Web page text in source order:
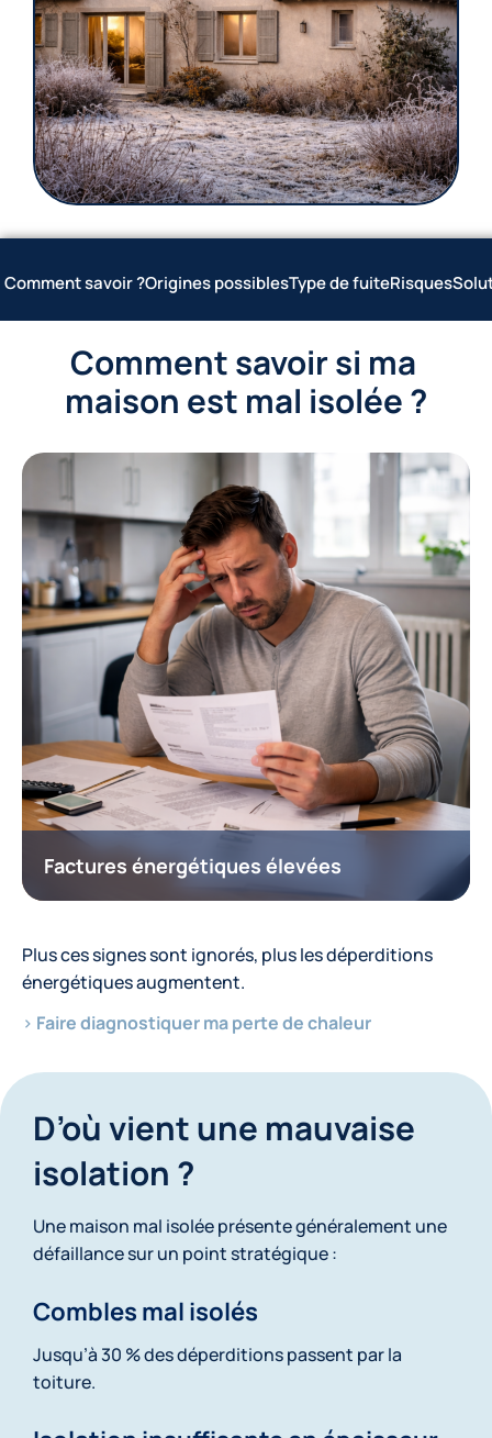
Comment savoir ?Origines possiblesType de fuiteRisques
Comment savoir si ma
maison est mal isolée ?
Isolation tassée ou affaissée dans les
combles
Plus ces signes sont ignorés, plus les déperditions
énergétiques augmentent.
> Faire diagnostiquer ma perte de chaleur
D’où vient une mauvaise
isolation ?
Une maison mal isolée présente généralement une
défaillance sur un point stratégique :
Combles mal isolés
Jusqu’à 30 % des déperditions passent par la
toiture.